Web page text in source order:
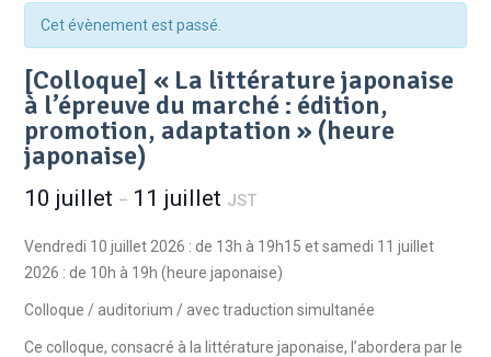
Cet évènement est passé.
[Colloque] « La littérature japonaise
à l’épreuve du marché : édition,
promotion, adaptation » (heure
japonaise)
10 juillet – 11 juillet JST
Vendredi 10 juillet 2026 : de 13h à 19h15 et samedi 11 juillet
2026 : de 10h à 19h (heure japonaise)
Colloque / auditorium / avec traduction simultanée
Ce colloque, consacré à la littérature japonaise, l’abordera par le